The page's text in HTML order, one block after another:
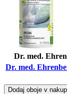
Dr. med.
Dr. med.
Dodaj oboje v